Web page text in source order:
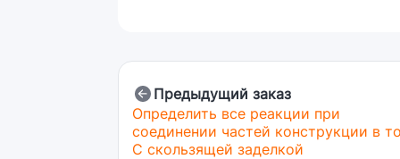
Предыдущий заказ
Определить все реакции при
соединении частей конструкции в
C скользящей заделкой